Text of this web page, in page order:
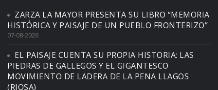
ZARZA LA MAYOR PRESENTA SU LIBRO “MEMORIA
HISTÓRICA Y PAISAJE DE UN PUEBLO FRONTERIZO”
07-08-2026
EL PAISAJE CUENTA SU PROPIA HISTORIA: LAS
PIEDRAS DE GALLEGOS Y EL GIGANTESCO
MOVIMIENTO DE LADERA DE LA PENA LLAGOS
(RIOSA)